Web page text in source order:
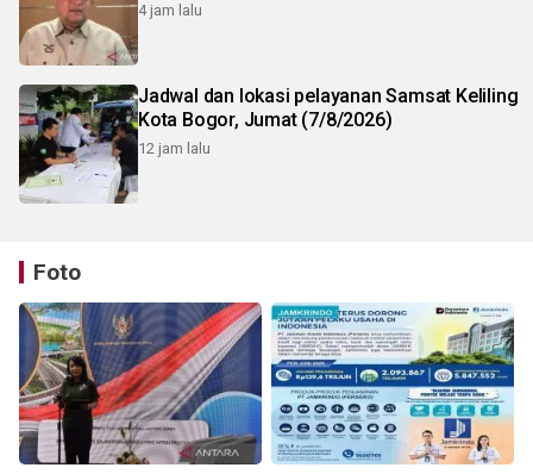
4 jam lalu
Jadwal dan lokasi pelayanan Samsat Keliling
Kota Bogor, Jumat (7/8/2026)
12 jam lalu
Foto